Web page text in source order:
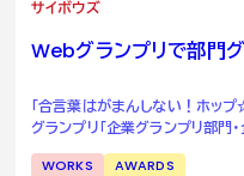
サイボウズ
Webグランプリで部門
「合言葉はがまんしない！ホッ
グランプリ「企業グランプリ部門
賞。
WORKS AWARDS